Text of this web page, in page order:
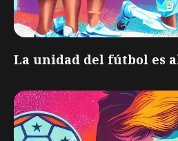
La unidad del fútbol es